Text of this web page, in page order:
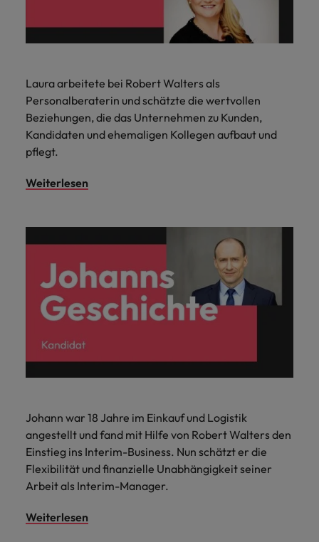
Laura arbeitete bei Robert Walters als
Personalberaterin und schätzte die wertvollen
Beziehungen, die das Unternehmen zu Kunden,
Kandidaten und ehemaligen Kollegen aufbaut und
pflegt.
Weiterlesen
Johann war 18 Jahre im Einkauf und Logistik
angestellt und fand mit Hilfe von Robert Walters den
Einstieg ins Interim-Business. Nun schätzt er die
Flexibilität und finanzielle Unabhängigkeit seiner
Arbeit als Interim-Manager.
Weiterlesen